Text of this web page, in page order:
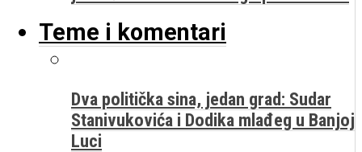
Teme i komentari
Dva politička sina, jedan grad: Sudar
Stanivukovića i Dodika mlađeg u Banjoj
Luci